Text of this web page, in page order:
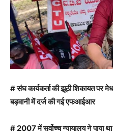
# संघ कार्यकर्ता की झूठी शिकायत पर
बड़वानी में दर्ज की गई एफआईआर
# 2007 में सर्वोच्च न्यायालय ने पाया